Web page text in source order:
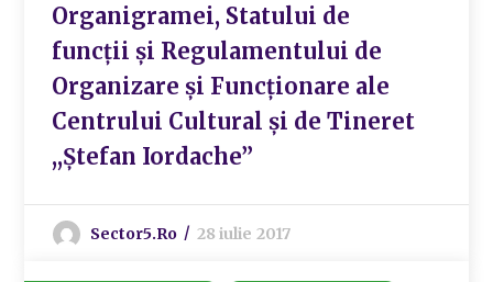
Organigramei, Statului de
funcții și Regulamentului de
Organizare și Funcționare ale
Centrului Cultural și de Tineret
,,Ștefan Iordache”
Sector5.ro 28 iulie 2017